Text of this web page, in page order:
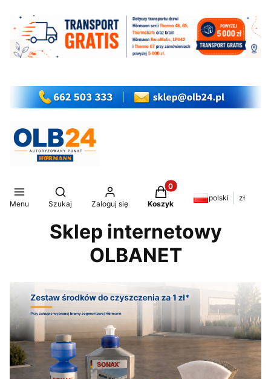
Menu
Otwórz wyszukiwarkę
Szukaj Zaloguj się
Produkty w koszyku: 0.
Koszyk
polski zł
Sklep internetowy
OLBANET